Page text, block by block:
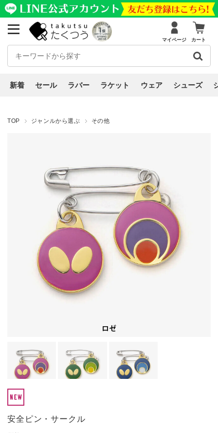
マイページ カート
新着 セール ラバー ラケット ウェア シューズ
TOP ジャンルから選ぶ その他
安全ピン・サークル